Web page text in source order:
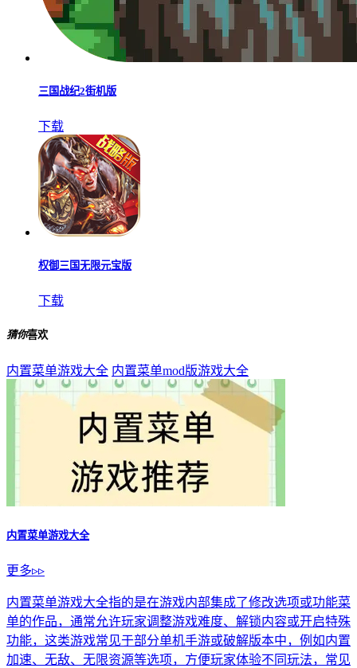
三国战纪2街机版
下载
权御三国无限元宝版
下载
猜你喜欢
内置菜单游戏大全 内置菜单mod版游戏大全
内置菜单游戏大全
更多▹▹
内置菜单游戏大全指的是在游戏内部集成了修改选项或功能菜
单的作品，通常允许玩家调整游戏难度、解锁内容或开启特殊
功能，这类游戏常见于部分单机手游或破解版本中，例如内置
加速、无敌、无限资源等选项，方便玩家体验不同玩法，常见